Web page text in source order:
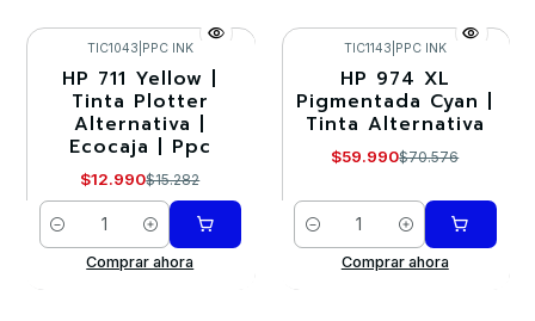
-15%
TIC1043 PPC INK
HP 711 Yellow |
Tinta Plotter
Alternativa |
Ecocaja | Ppc
$12.990$15.282
Cantidad
Comprar ahora
-15%
TIC1143 PPC INK
HP 974 XL
Pigmentada Cyan |
Tinta Alternativa
$59.990$70.576
Cantidad
Comprar ahora